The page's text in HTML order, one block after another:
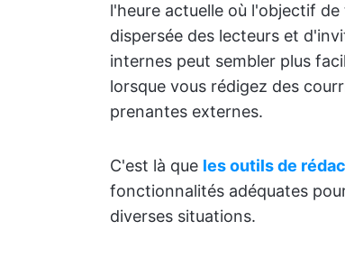
l'heure actuelle où l'objectif
dispersée des lecteurs et
internes peut sembler plus
lorsque vous rédigez des
prenantes externes.
C'est là que les outils de
fonctionnalités adéquates
diverses situations.